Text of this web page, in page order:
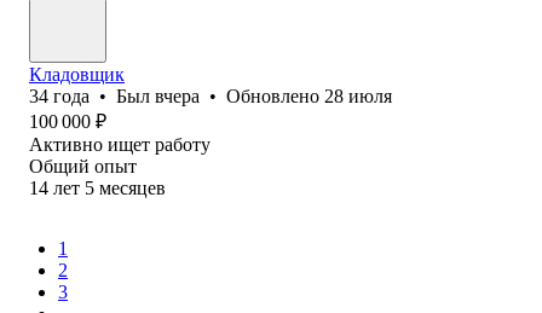
Кладовщик
34 года • Был вчера • Обновлено 28 июля
100 000 ₽
Активно ищет работу
Общий опыт
14 лет 5 месяцев
1
2
3